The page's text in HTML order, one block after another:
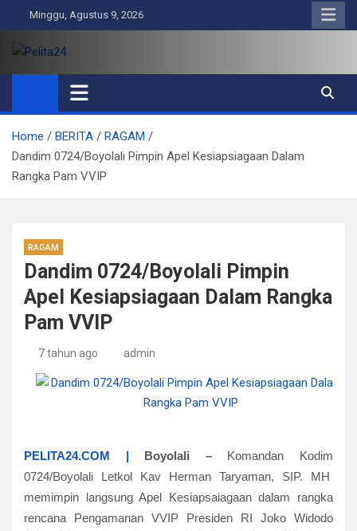
to
content
Minggu, Agustus 9, 2026
Pelita24
Aktual, Mendalam dan Terpercaya
Home BERITA
RAGAM
Dandim 0724/Boyolali Pimpin Apel Kesiapsiagaan Dalam
Rangka Pam VVIP
RAGAM
Dandim 0724/Boyolali Pimpin
Apel Kesiapsiagaan Dalam Rangka
Pam VVIP
7 tahun ago admin
PELITA24.COM | Boyolali – Komandan Kodim
0724/Boyolali Letkol Kav Herman Taryaman, SIP. MH
memimpin langsung Apel Kesiapsaiagaan dalam rangka
rencana Pengamanan VVIP Presiden RI Joko Widodo